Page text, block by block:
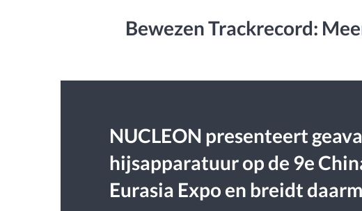
Bewezen Trackrecord:
NUCLEON presenteert
hijsapparatuur op de 9e
Eurasia Expo en breidt